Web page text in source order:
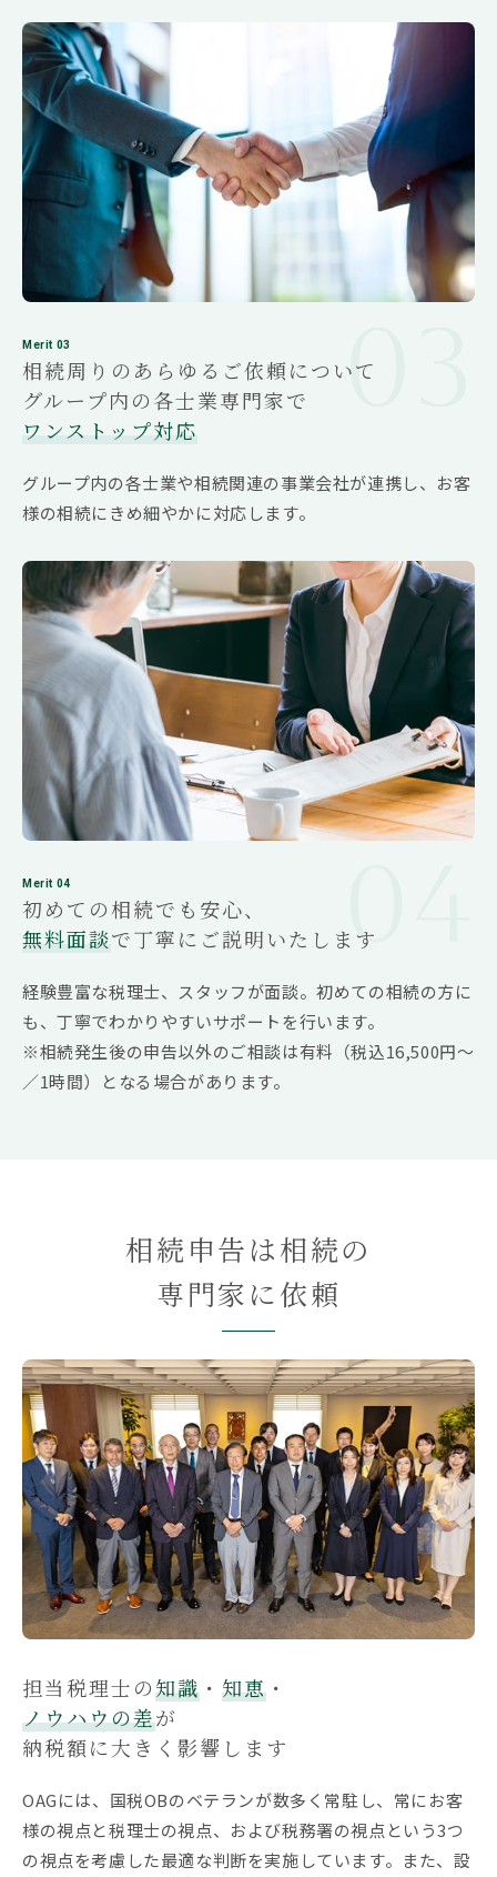
のアドバイザー、金融機関の方々など身近な人た
ちに相談するケースもあります。しかし、相続税
に関する相談については、きっかけは様々だとし
ても、最終的には「相続」専門の税理士に依頼す
るという選択肢を忘れないでいただきたいと思い
ます。
なぜ「相続」専門の税理士に依頼することが有効
なのか、その理由は幾つかあります。まず一つ目
は、「相続」のあらゆる場面に直面している経験
回数が多いことです。「相続」は、過去に対応し
ん。過去に対応した「相続」の経験から、今回の
「相続」に対する対応を考えていく、そのような
お客様対応力を持っているのが「相続」専門の税
理士です。二つ目は、相続税法は年々課税が強化
定」や「租税回避行為」の否認といった抽象的な
基準によって課税関係が左右される面がありま
専門税理士の過去の経験に基づいた専門的な知識
が必要となります。
最後に、過去の経験に基づいた適切なアドバイス
を受けることにより、税務調査に対してあらかじ
め十分に備え、無用な紛争を未然に防ぐことがで
きるというメリットもあります。相続税対策をで
きるだけ先送りしたい親世代の気持ちを理解する
ことももちろん大切ですが、子世代にとっては、
大相続時代に備えることが必要不可欠になってい
ます。
一人一人が安心して相続を迎えるために、親世代
ば、子世代は忙しい仕事の合間に相談相手を探し
始めることができます。相談相手に選ばれれば、
専門家として全力でサポートしていくことが税理
士の仕事となります。専門家の知識を活用し、ご
自身と子世代にとって、より良い未来を迎えるに
は、「思い立ったが吉日」です。
Merit 03
相続周りのあらゆるご依頼について
グループ内の各士業専門家で
ワンストップ対応
グループ内の各士業や相続関連の事業会社が連携し、お客
様の相続にきめ細やかに対応します。
Merit 04
初めての相続でも安心、
無料面談で丁寧にご説明いたします
経験豊富な税理士、スタッフが面談。初めての相続の方に
も、丁寧でわかりやすいサポートを行います。
※相続発生後の申告以外のご相談は有料（税込16,500円～
／1時間）となる場合があります。
相続申告は相続の
専門家に依頼
担当税理士の知識・ 知恵・
ノウハウの差が
納税額に大きく影響します
OAGには、国税OBのベテランが数多く常駐し、常にお客
様の視点と税理士の視点、および税務署の視点という3つ
の視点を考慮した最適な判断を実施しています。また、設